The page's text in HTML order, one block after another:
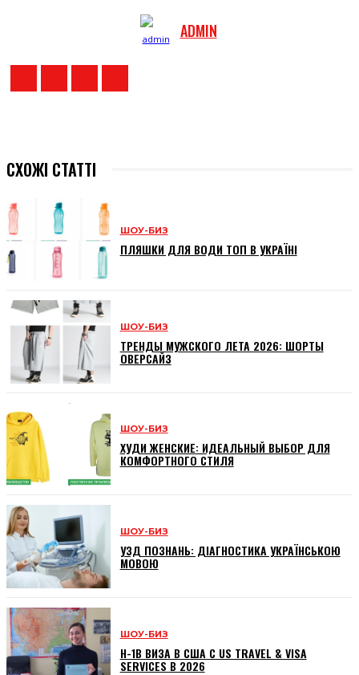
ADMIN
СХОЖІ СТАТТІ
ШОУ-БИЗ
ПЛЯШКИ ДЛЯ ВОДИ ТОП В УКРАЇНІ
ШОУ-БИЗ
ТРЕНДЫ МУЖСКОГО ЛЕТА 2026: ШОРТЫ
ОВЕРСАЙЗ
ШОУ-БИЗ
ХУДИ ЖЕНСКИЕ: ИДЕАЛЬНЫЙ ВЫБОР ДЛЯ
КОМФОРТНОГО СТИЛЯ
ШОУ-БИЗ
УЗД ПОЗНАНЬ: ДІАГНОСТИКА УКРАЇНСЬКОЮ
МОВОЮ
ШОУ-БИЗ
H-1B ВИЗА В США С US TRAVEL & VISA
SERVICES В 2026